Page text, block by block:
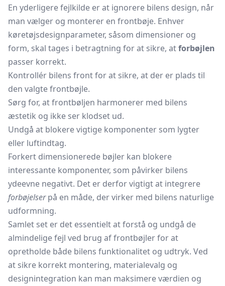
En yderligere fejlkilde er at ignorere bilens design, når
man vælger og monterer en frontbøje. Enhver
køretøjsdesignparameter, såsom dimensioner og
form, skal tages i betragtning for at sikre, atforbøjlen
passer korrekt.
Kontrollér bilens front for at sikre, at der er plads til
den valgte frontbøjle.
Sørg for, at frontbøljen harmonerer med bilens
æstetik og ikke ser klodset ud.
Undgå at blokere vigtige komponenter som lygter
eller luftindtag.
Forkert dimensionerede bøjler kan blokere
interessante komponenter, som påvirker bilens
ydeevne negativt. Det er derfor vigtigt at integrere
forbøjelserpå en måde, der virker med bilens naturlige
udformning.
Samlet set er det essentielt at forstå og undgå de
almindelige fejl ved brug af frontbøjler for at
opretholde både bilens funktionalitet og udtryk. Ved
at sikre korrekt montering, materialevalg og
designintegration kan man maksimere værdien og